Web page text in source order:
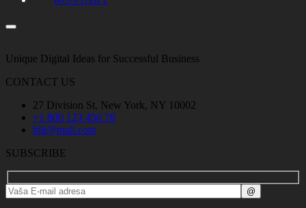
Unique Digital Ideas for Successful Business
CONTACT US
27 Division St, New York, NY 10002
+1 800 123 456 78
bili@mail.com
SUBSCRIBE